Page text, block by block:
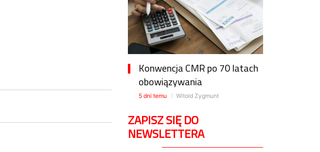
Konwencja CMR po 70 latach
obowiązywania
5 dni temu Witold Zygmunt
ZAPISZ SIĘ DO
NEWSLETTERA